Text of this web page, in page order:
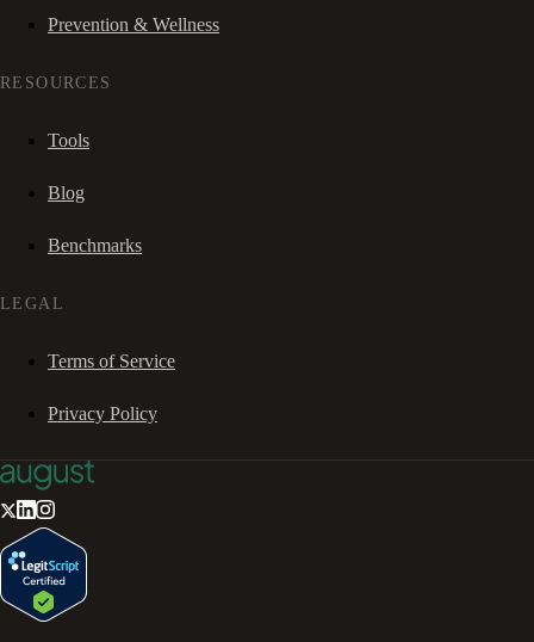
Prevention & Wellness
RESOURCES
Tools
Blog
Benchmarks
LEGAL
Terms of Service
Privacy Policy